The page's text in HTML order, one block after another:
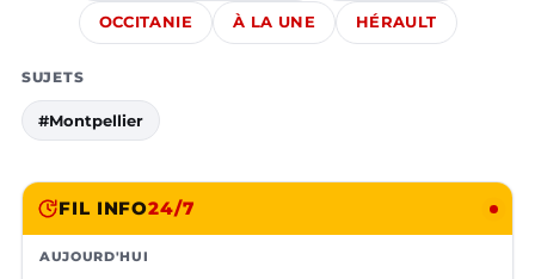
OCCITANIE À LA UNE HÉRAULT
SUJETS
#Montpellier
FIL INFO24/7
AUJOURD'HUI